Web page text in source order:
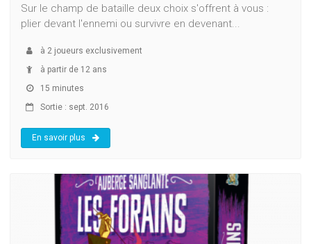
Sur le champ de bataille deux choix s'offrent à vous :
plier devant l'ennemi ou survivre en devenant...
à 2 joueurs exclusivement
à partir de 12 ans
15 minutes
Sortie : sept. 2016
En savoir plus